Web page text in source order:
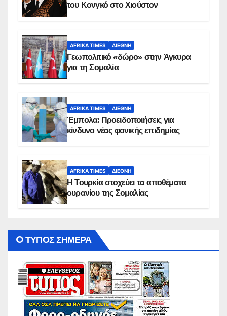
του Κονγκό στο Χιούστον
AFRIKA TIMES ΔΙΕΘΝΉ
Γεωπολιτικό «δώρο» στην Άγκυρα
για τη Σομαλία
AFRIKA TIMES ΔΙΕΘΝΉ
Έμπολα: Προειδοποιήσεις για
κίνδυνο νέας φονικής επιδημίας
AFRIKA TIMES ΔΙΕΘΝΉ
Η Τουρκία στοχεύει τα αποθέματα
ουρανίου της Σομαλίας
O ΤΥΠΟΣ ΣΗΜΕΡΑ